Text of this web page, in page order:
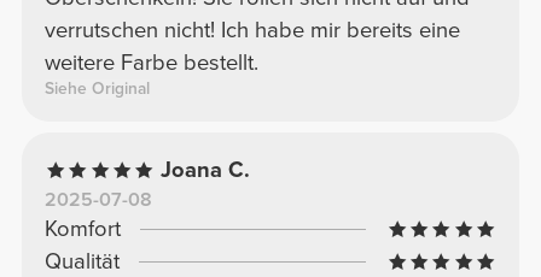
verrutschen nicht! Ich habe mir bereits eine
weitere Farbe bestellt.
Siehe Original
Joana C.
2025-07-08
Komfort
Qualität